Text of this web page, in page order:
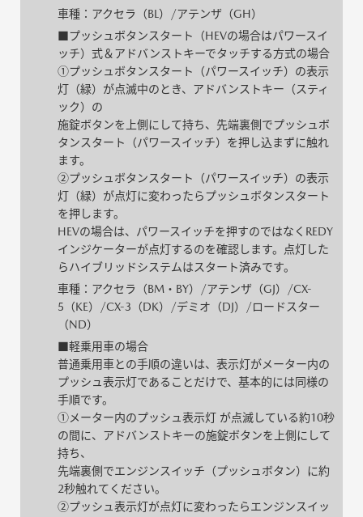
車種：アクセラ（BL）/アテンザ（GH）
■プッシュボタンスタート（HEVの場合はパワースイ
ッチ）式＆アドバンストキーでタッチする方式の場合
①プッシュボタンスタート（パワースイッチ）の表示
灯（緑）が点滅中のとき、アドバンストキー（スティ
ック）の
施錠ボタンを上側にして持ち、先端裏側でプッシュボ
タンスタート（パワースイッチ）を押し込まずに触れ
ます。
②プッシュボタンスタート（パワースイッチ）の表示
灯（緑）が点灯に変わったらプッシュボタンスタート
を押します。
HEVの場合は、パワースイッチを押すのではなくREDY
インジケーターが点灯するのを確認します。点灯した
らハイブリッドシステムはスタート済みです。
車種：アクセラ（BM・BY）/アテンザ（GJ）/CX-
5（KE）/CX-3（DK）/デミオ（DJ）/ロードスター
（ND）
■軽乗用車の場合
普通乗用車との手順の違いは、表示灯がメーター内の
プッシュ表示灯であることだけで、基本的には同様の
手順です。
①メーター内のプッシュ表示灯 が点滅している約10秒
の間に、アドバンストキーの施錠ボタンを上側にして
持ち、
先端裏側でエンジンスイッチ（プッシュボタン）に約
2秒触れてください。
②プッシュ表示灯が点灯に変わったらエンジンスイッ